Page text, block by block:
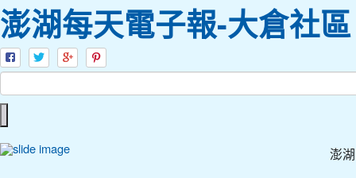
澎湖每天電子報-大倉社區
澎